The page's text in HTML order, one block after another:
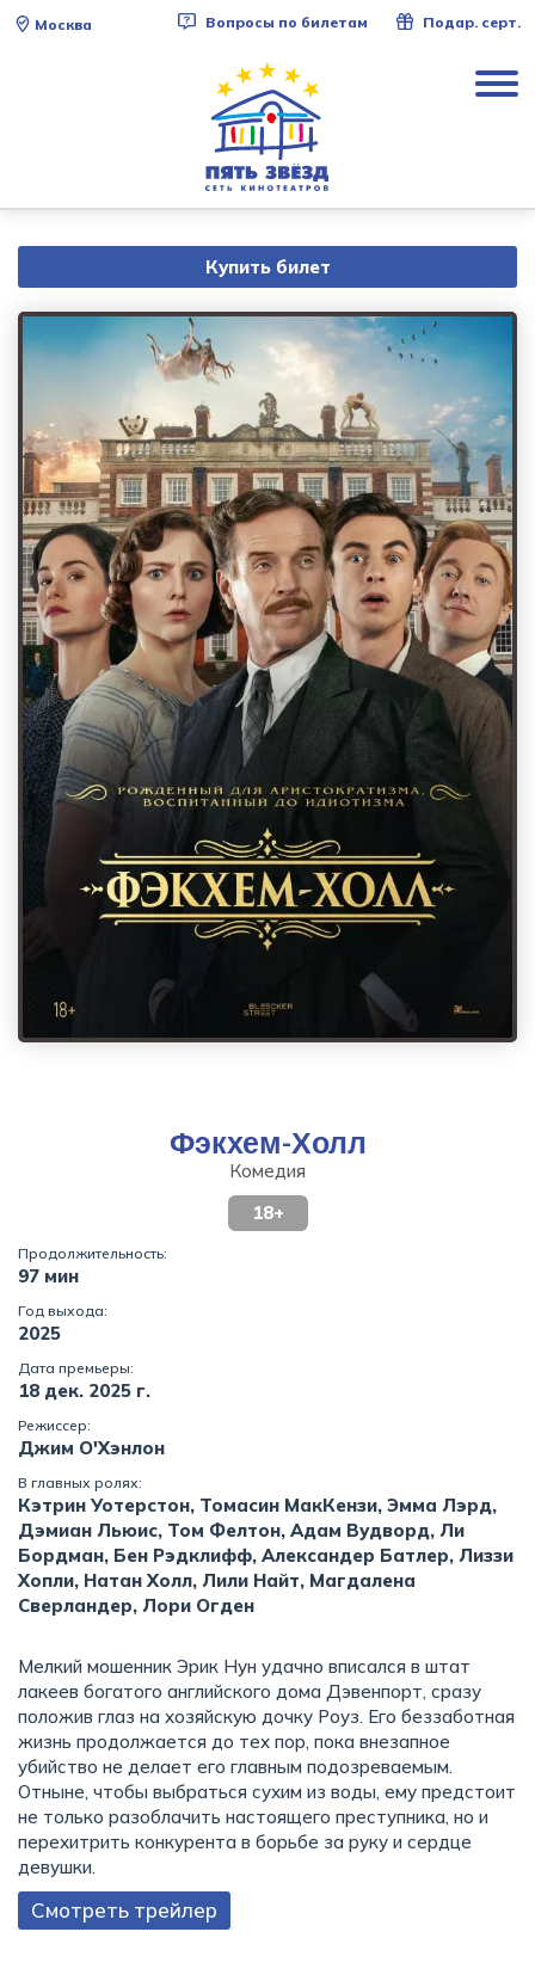
Москва Вопросы по билетам Подар. серт.
Купить билет
Фэкхем-Холл
Комедия
18+
Продолжительность:
97 мин
Год выхода:
2025
Дата премьеры:
18 дек. 2025 г.
Режиссер:
Джим О'Хэнлон
В главных ролях:
Кэтрин Уотерстон, Томасин МакКензи, Эмма Лэрд,
Дэмиан Льюис, Том Фелтон, Адам Вудворд, Ли
Бордман, Бен Рэдклифф, Александер Батлер, Лиззи
Хопли, Натан Холл, Лили Найт, Магдалена
Сверландер, Лори Огден
Мелкий мошенник Эрик Нун удачно вписался в штат
лакеев богатого английского дома Дэвенпорт, сразу
положив глаз на хозяйскую дочку Роуз. Его беззаботная
жизнь продолжается до тех пор, пока внезапное
убийство не делает его главным подозреваемым.
Отныне, чтобы выбраться сухим из воды, ему предстоит
не только разоблачить настоящего преступника, но и
перехитрить конкурента в борьбе за руку и сердце
девушки.
Смотреть трейлер